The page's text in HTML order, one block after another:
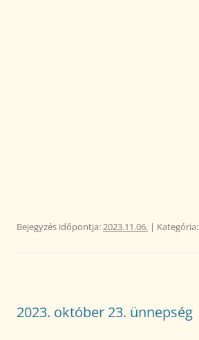
Bejegyzés időpontja:2023.11.06. | Kategória:
2023. október 23. ünnepség